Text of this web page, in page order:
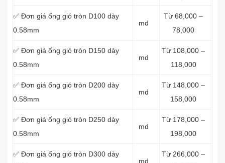
✅ Đơn giá ống gió tròn D100 dày
0.58mm
md
Từ 68,000 –
78,000
✅ Đơn giá ống gió tròn D150 dày
0.58mm
md
Từ 108,000 –
118,000
✅ Đơn giá ống gió tròn D200 dày
0.58mm
md
Từ 148,000 –
158,000
✅ Đơn giá ống gió tròn D250 dày
0.58mm
md
Từ 178,000 –
198,000
✅ Đơn giá ống gió tròn D300 dày
md
Từ 266,000 –